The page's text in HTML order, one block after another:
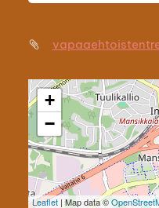
+
−
Leaflet| Map data ©